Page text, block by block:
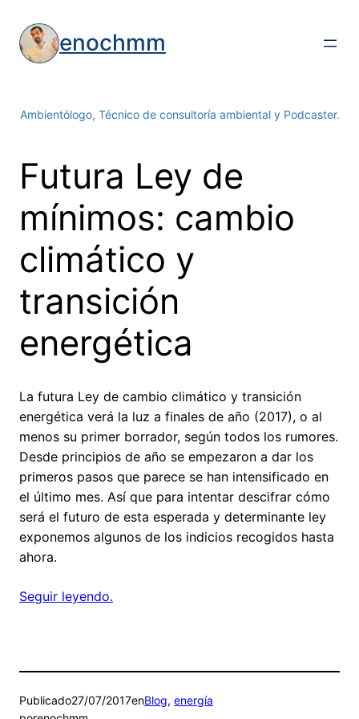
contenidoenochmm
Ambientólogo, Técnico de consultoría ambiental y Podcaster.
Futura Ley de
mínimos: cambio
climático y
transición
energética
La futura Ley de cambio climático y transición
energética verá la luz a finales de año (2017), o al
menos su primer borrador, según todos los rumores.
Desde principios de año se empezaron a dar los
primeros pasos que parece se han intensificado en
el último mes. Así que para intentar descifrar cómo
será el futuro de esta esperada y determinante ley
exponemos algunos de los indicios recogidos hasta
ahora.
Seguir leyendo.
Publicado27/07/2017enBlog, energía